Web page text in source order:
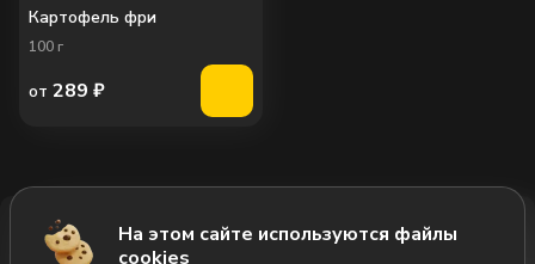
Добавить за 2855₽
Картофель фри
100 г
от 289 ₽
На этом сайте используются файлы
cookies